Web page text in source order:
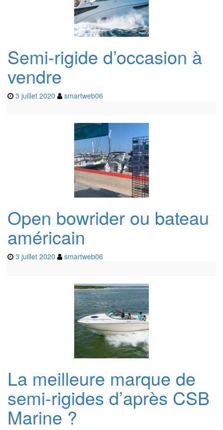
Semi-rigide d’occasion à
vendre
3 juillet 2020 smartweb06
Open bowrider ou bateau
américain
3 juillet 2020 smartweb06
La meilleure marque de
semi-rigides d’après CSB
Marine ?